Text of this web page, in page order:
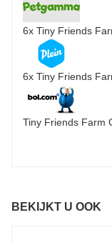
6x Tiny Friends
6x Tiny Friends
Tiny Friends Farm
BEKIJKT U OOK